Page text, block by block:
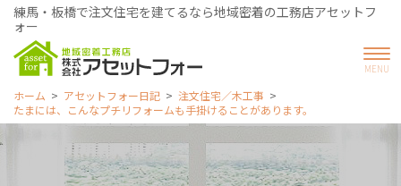
練馬・板橋で注文住宅を建てるなら地域密着の工務店アセットフ
ォー
ホーム アセットフォー日記
注文住宅／木工事
たまには、こんなプチリフォームも手掛けることがあります。